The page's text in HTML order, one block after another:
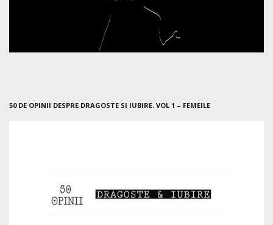
50 DE OPINII DESPRE DRAGOSTE SI IUBIRE. VOL 1 – FEMEILE